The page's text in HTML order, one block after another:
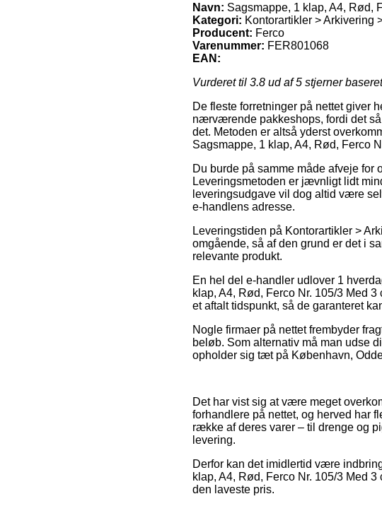
Navn: Sagsmappe, 1 klap, A4, Rød,
Kategori: Kontorartikler > Arkivering
Producent: Ferco
Varenummer: FER801068
EAN:
Vurderet til 3.8 ud af 5 stjerner
De fleste forretninger på nettet giver
nærværende pakkeshops, fordi det
det. Metoden er altså yderst
Sagsmappe, 1 klap, A4, Rød, Ferco
Du burde på samme måde afveje
Leveringsmetoden er jævnligt lidt
leveringsudgave vil dog altid være
e-handlens adresse.
Leveringstiden på Kontorartikler >
omgående, så af den grund er det i
relevante produkt.
En hel del e-handler udlover 1
klap, A4, Rød, Ferco Nr. 105/3 Med
et aftalt tidspunkt, så de garanteret
Nogle firmaer på nettet frembyder
beløb. Som alternativ må man udse
opholder sig tæt på København,
Det har vist sig at være meget
forhandlere på nettet, og herved har
række af deres varer – til drenge og
levering.
Derfor kan det imidlertid være
klap, A4, Rød, Ferco Nr. 105/3 Med
den laveste pris.